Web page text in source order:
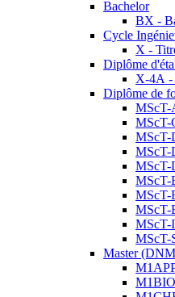
Bachelor
BX -
Cycle
X -
Diplôme
X-4A -
Diplôme de
MScT-
MScT-
MScT-
MScT-
MScT-
MScT-
MScT-
MScT-
MScT-
MScT-
Master